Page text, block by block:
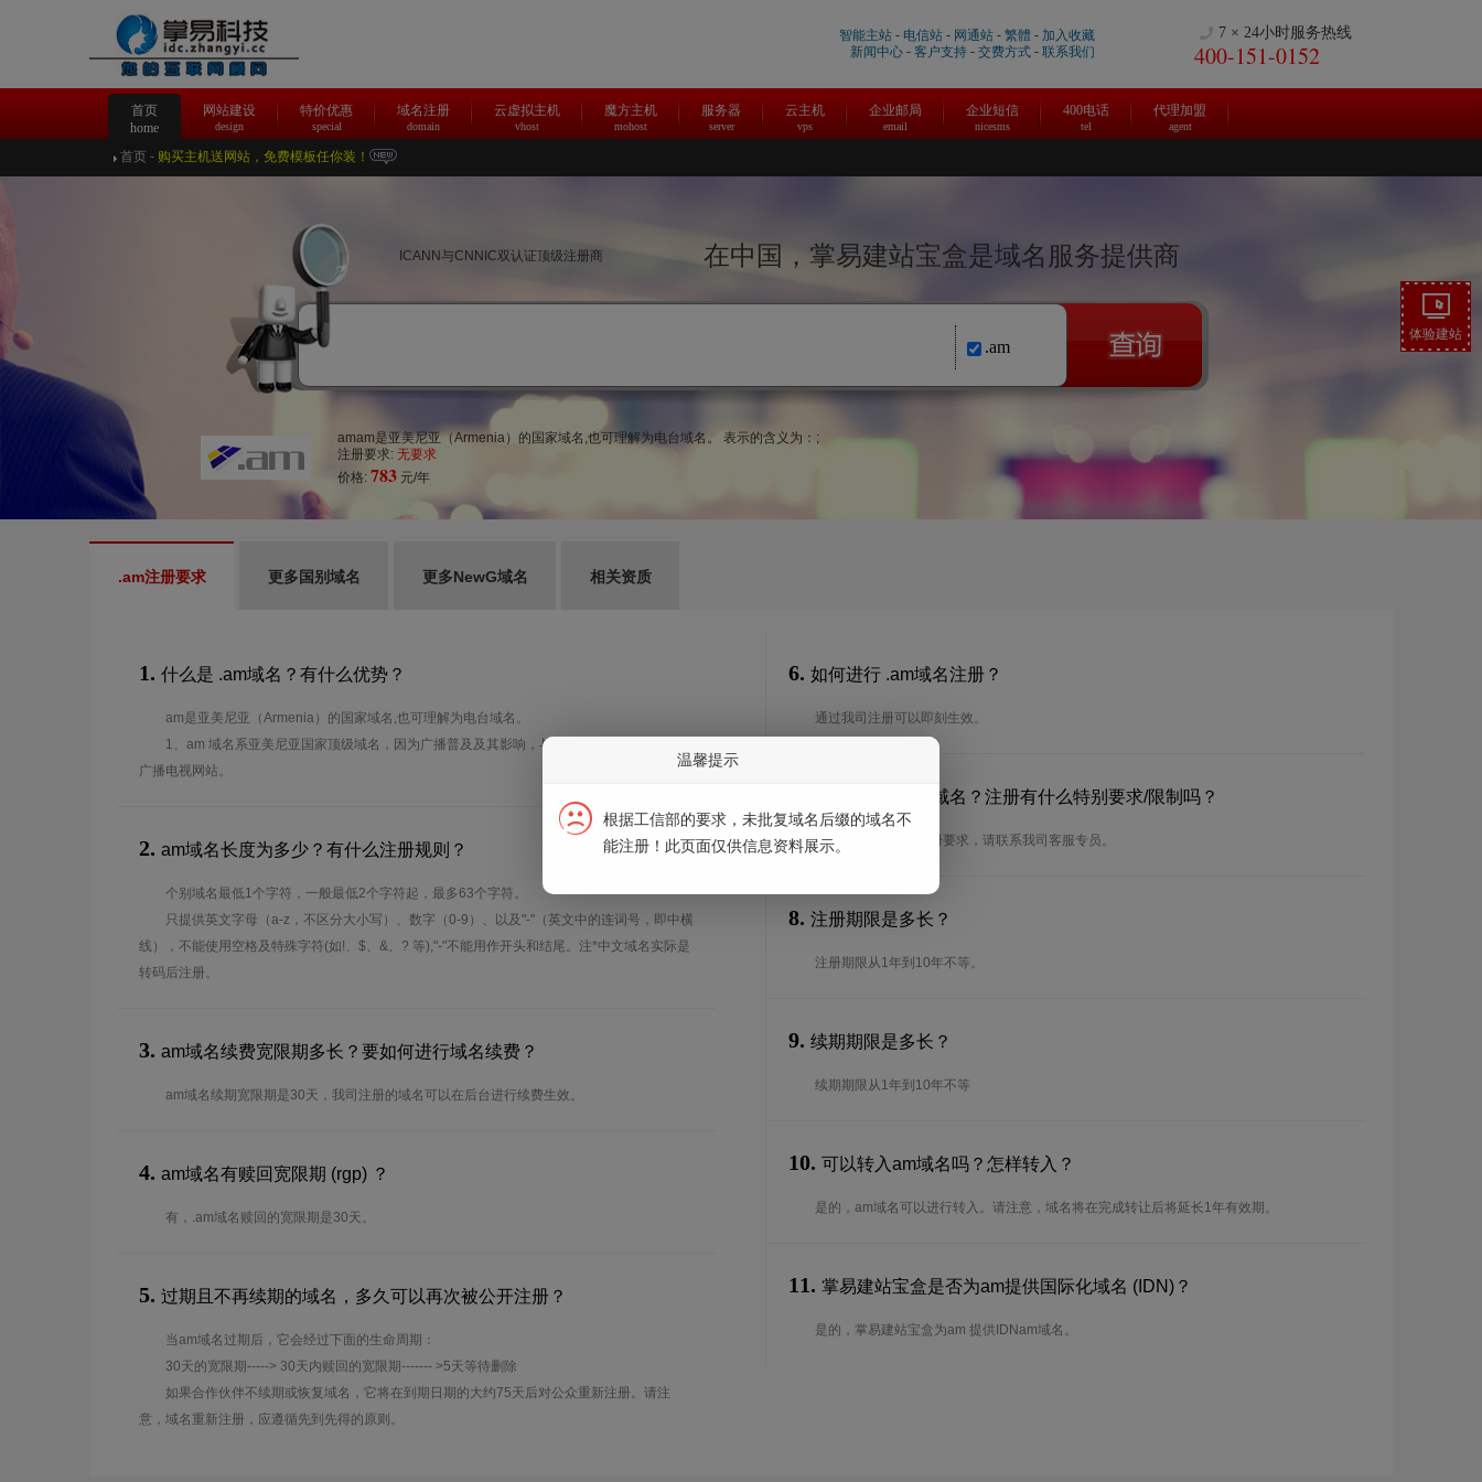
智能主站 - 电信站 - 网通站 - 繁體 - 加入收藏
新闻中心 - 客户支持 - 交费方式 - 联系我们
7 × 24小时服务热线
400-151-0152
首页
home
网站建设
design
特价优惠
special
域名注册
domain
云虚拟主机
vhost
魔方主机
mohost
服务器
server
云主机
vps
企业邮局
email
企业短信
nicesms
400电话
tel
代理加盟
agent
首页- 购买主机送网站，免费模板任你装！
ICANN与CNNIC双认证顶级注册商 在中国，掌易建站宝盒是域名服务提供商
.am
amam是亚美尼亚（Armenia）的国家域名,也可理解为电台域名。 表示的含义为：;
注册要求: 无要求
价格: 783 元/年
.am注册要求 更多国别域名 更多NewG域名 相关资质
1. 什么是 .am域名？有什么优势？
am是亚美尼亚（Armenia）的国家域名,也可理解为电台域名。
1、am 域名系亚美尼亚国家顶级域名，因为广播普及及其影响，与.fm域名广泛使用于各个
广播电视网站。
2. am域名长度为多少？有什么注册规则？
个别域名最低1个字符，一般最低2个字符起，最多63个字符。
只提供英文字母（a-z，不区分大小写）、数字（0-9）、以及"-"（英文中的连词号，即中横
线），不能使用空格及特殊字符(如!、$、&、? 等),"-"不能用作开头和结尾。注*中文域名实际是
转码后注册。
3. am域名续费宽限期多长？要如何进行域名续费？
am域名续期宽限期是30天，我司注册的域名可以在后台进行续费生效。
4. am域名有赎回宽限期 (rgp) ？
有，.am域名赎回的宽限期是30天。
5. 过期且不再续期的域名，多久可以再次被公开注册？
当am域名过期后，它会经过下面的生命周期：
30天的宽限期-----> 30天内赎回的宽限期------- >5天等待删除
如果合作伙伴不续期或恢复域名，它将在到期日期的大约75天后对公众重新注册。请注
意，域名重新注册，应遵循先到先得的原则。
6. 如何进行 .am域名注册？
通过我司注册可以即刻生效。
谁可以注册 .am域名？注册有什么特别要求/限制吗？
想了解.am域名的注册要求，请联系我司客服专员。
8. 注册期限是多长？
注册期限从1年到10年不等。
9. 续期期限是多长？
续期期限从1年到10年不等
10. 可以转入am域名吗？怎样转入？
是的，am域名可以进行转入。请注意，域名将在完成转让后将延长1年有效期。
11. 掌易建站宝盒是否为am提供国际化域名 (IDN)？
是的，掌易建站宝盒为am 提供IDNam域名。
体验建站
温馨提示
根据工信部的要求，未批复域名后缀的域名不
能注册！此页面仅供信息资料展示。